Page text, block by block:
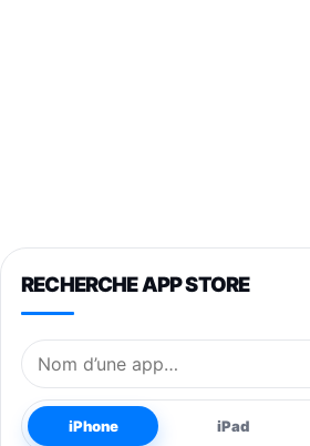
RECHERCHE APP STORE
Nom de l’application
iPhone iPad